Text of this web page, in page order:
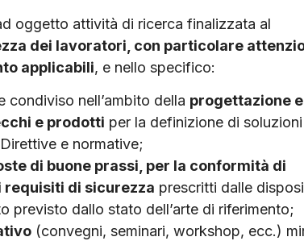
oggetto attività di ricerca finalizzata al
dei lavoratori, con particolare
applicabili, e nello specifico:
nell’ambito della progettazione e
e prodotti per la definizione di soluzioni
e normative;
di buone prassi, per la conformità di
requisiti di sicurezza prescritti dalle
previsto dallo stato dell’arte di riferimento;
(convegni, seminari, workshop, ecc.)